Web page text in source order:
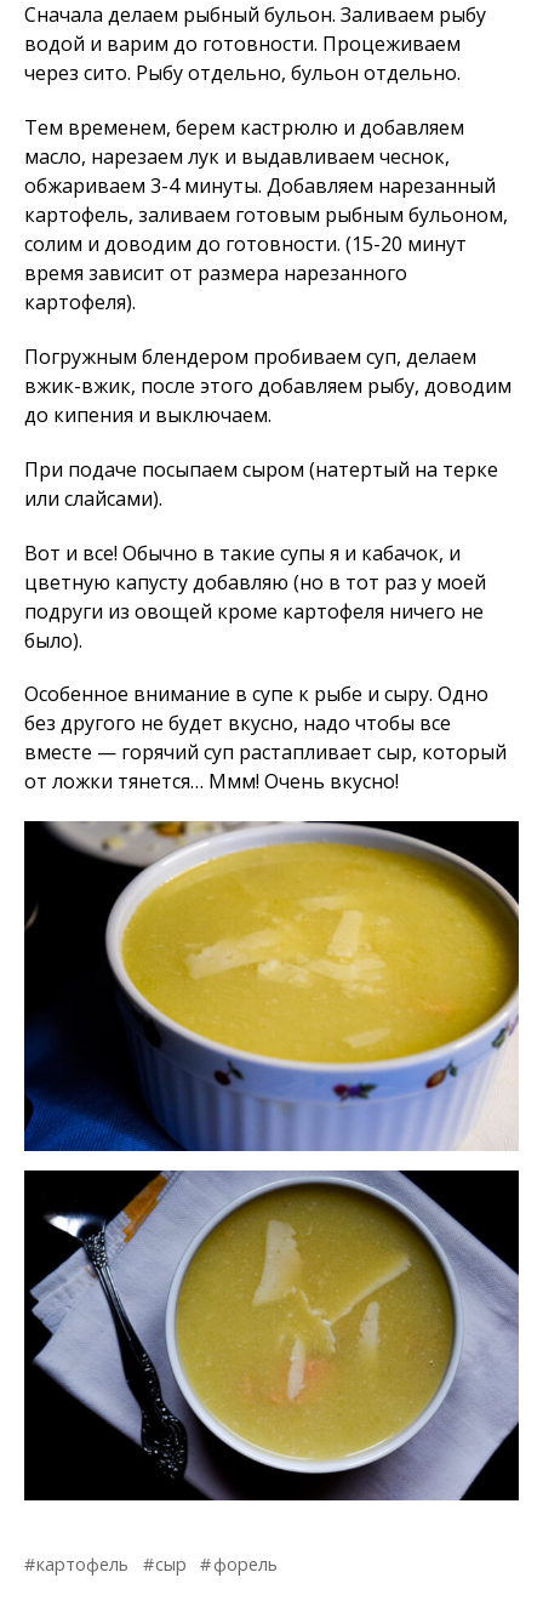
Сначала делаем рыбный бульон. Заливаем рыбу
водой и варим до готовности. Процеживаем
через сито. Рыбу отдельно, бульон отдельно.
Тем временем, берем кастрюлю и добавляем
масло, нарезаем лук и выдавливаем чеснок,
обжариваем 3-4 минуты. Добавляем нарезанный
картофель, заливаем готовым рыбным бульоном,
солим и доводим до готовности. (15-20 минут
время зависит от размера нарезанного
картофеля).
Погружным блендером пробиваем суп, делаем
вжик-вжик, после этого добавляем рыбу, доводим
до кипения и выключаем.
При подаче посыпаем сыром (натертый на терке
или слайсами).
Вот и все! Обычно в такие супы я и кабачок, и
цветную капусту добавляю (но в тот раз у моей
подруги из овощей кроме картофеля ничего не
было).
Особенное внимание в супе к рыбе и сыру. Одно
без другого не будет вкусно, надо чтобы все
вместе — горячий суп растапливает сыр, который
от ложки тянется… Ммм! Очень вкусно!
картофель сыр форель